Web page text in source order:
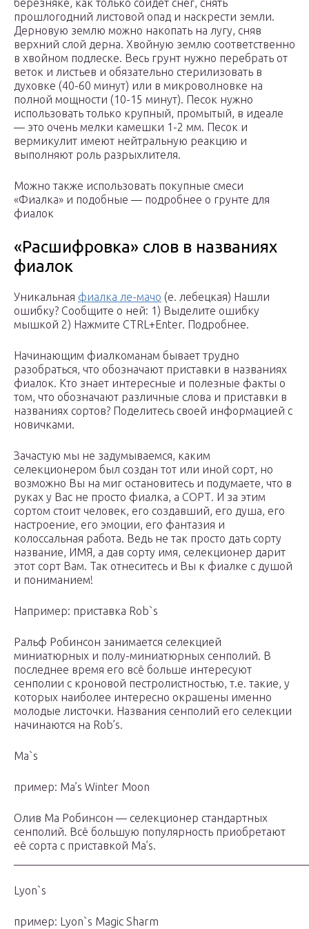
березняке, как только сойдет снег, снять
прошлогодний листовой опад и наскрести земли.
Дерновую землю можно накопать на лугу, сняв
верхний слой дерна. Хвойную землю соответственно
в хвойном подлеске. Весь грунт нужно перебрать от
веток и листьев и обязательно стерилизовать в
духовке (40-60 минут) или в микроволновке на
полной мощности (10-15 минут). Песок нужно
использовать только крупный, промытый, в идеале
— это очень мелки камешки 1-2 мм. Песок и
вермикулит имеют нейтральную реакцию и
выполняют роль разрыхлителя.
Можно также использовать покупные смеси
«Фиалка» и подобные — подробнее о грунте для
фиалок
«Расшифровка» слов в названиях
фиалок
Уникальная фиалка ле-мачо (е. лебецкая) Нашли
ошибку? Сообщите о ней: 1) Выделите ошибку
мышкой 2) Нажмите CTRL+Enter. Подробнее.
Начинающим фиалкоманам бывает трудно
разобраться, что обозначают приставки в названиях
фиалок. Кто знает интересные и полезные факты о
том, что обозначают различные слова и приставки в
названиях сортов? Поделитесь своей информацией с
новичками.
Зачастую мы не задумываемся, каким
селекционером был создан тот или иной сорт, но
возможно Вы на миг остановитесь и подумаете, что в
руках у Вас не просто фиалка, а СОРТ. И за этим
сортом стоит человек, его создавший, его душа, его
настроение, его эмоции, его фантазия и
колоссальная работа. Ведь не так просто дать сорту
название, ИМЯ, а дав сорту имя, селекционер дарит
этот сорт Вам. Так отнеситесь и Вы к фиалке с душой
и пониманием!
Например: приставка Rob`s
Ральф Робинсон занимается селекцией
миниатюрных и полу-миниатюрных сенполий. В
последнее время его всё больше интересуют
сенполии с кроновой пестролистностью, т.е. такие, у
которых наиболее интересно окрашены именно
молодые листочки. Названия сенполий его селекции
начинаются на Rob’s.
Ma`s
пример: Ma’s Winter Moon
Олив Ма Робинсон — селекционер стандартных
сенполий. Всё большую популярность приобретают
её сорта с приставкой Ma’s.
Lyon`s
пример: Lyon`s Magic Sharm